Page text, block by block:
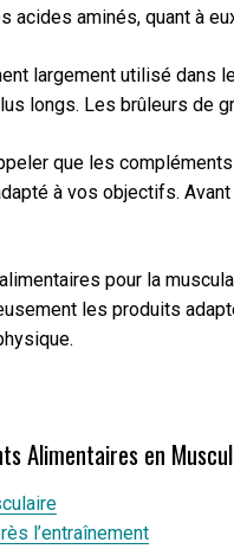
acides aminés, quant à
largement utilisé dans
longs. Les brûleurs de
que les
à vos objectifs.
pour la
les produits
Alimentaires en
l’entraînement